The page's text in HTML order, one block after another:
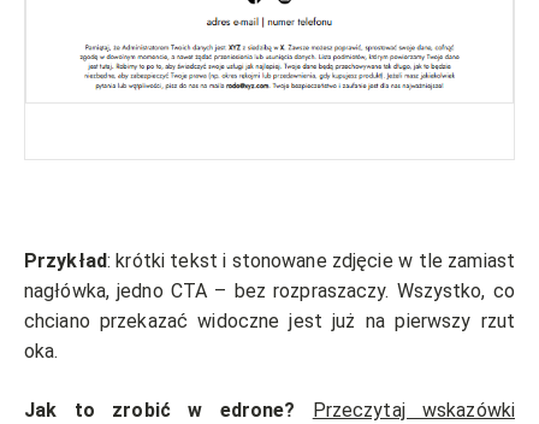
Przykład: krótki tekst i stonowane zdjęcie w tle zamiast
nagłówka, jedno CTA – bez rozpraszaczy. Wszystko, co
chciano przekazać widoczne jest już na pierwszy rzut
oka.
Jak to zrobić w edrone?
Przeczytaj wskazówki